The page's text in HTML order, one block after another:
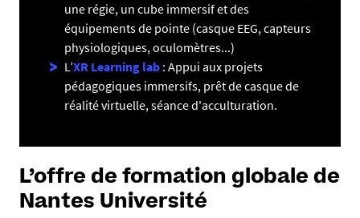
une régie, un cube immersif et des
équipements de pointe (casque EEG, capteurs
physiologiques, oculomètres...)
L’XR Learning lab : Appui aux projets
pédagogiques immersifs, prêt de casque de
réalité virtuelle, séance d'acculturation.
L’offre de formation globale de
Nantes Université